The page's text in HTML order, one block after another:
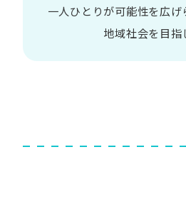
一人​ひとりが​可能性を​広げ
地域社会を​目指